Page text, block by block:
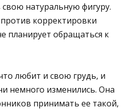
натуральную фигуру.
корректировки
планирует обращаться к
любит и свою грудь, и
немного изменились. Она
принимать ее такой,